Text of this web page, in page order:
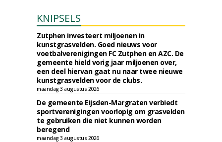
KNIPSELS
Zutphen investeert miljoenen in
kunstgrasvelden. Goed nieuws voor
voetbalverenigingen FC Zutphen en AZC. De
gemeente hield vorig jaar miljoenen over,
een deel hiervan gaat nu naar twee nieuwe
kunstgrasvelden voor de clubs.
maandag 3 augustus 2026
De gemeente Eijsden-Margraten verbiedt
sportverenigingen voorlopig om grasvelden
te gebruiken die niet kunnen worden
beregend
maandag 3 augustus 2026